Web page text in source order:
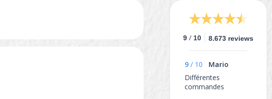
9 / 10 8.673 reviews
9 / 10
Mario
Différentes
commandes